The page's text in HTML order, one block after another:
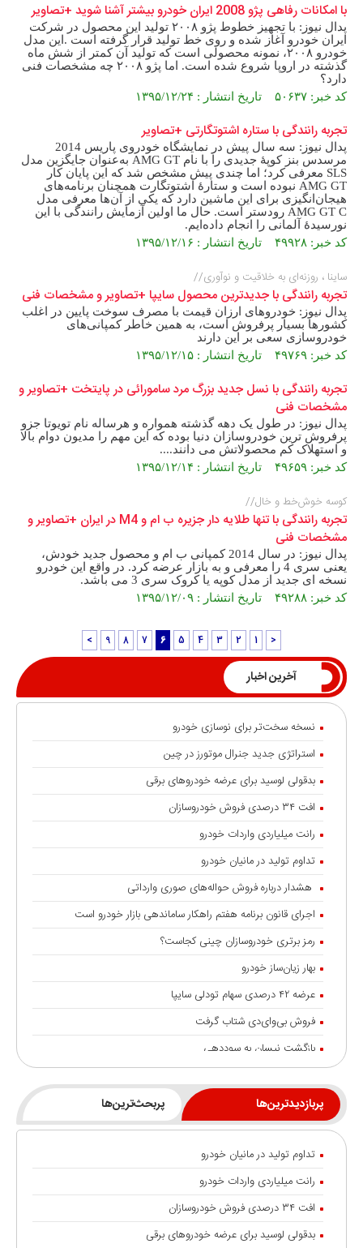
با امکانات رفاهی پژو 2008 ایران خودرو بیشتر آشنا شوید +تصاویر
پدال نیوز: با تجهیز خطوط پژو ۲۰۰۸ تولید این محصول در شرکت
ایران خودرو آغاز شده و روی خط تولید قرار گرفته است .این مدل
خودرو ۲۰۰۸، نمونه محصولی است که تولید آن کمتر از شش ماه
گذشته در اروپا شروع شده است. اما پژو ۲۰۰۸ چه مشخصات فنی
دارد؟
کد خبر: ۵۰۶۳۷ تاریخ انتشار : ۱۳۹۵/۱۲/۲۴
تجربه رانندگی با ستاره اشتوتگارتی +تصاویر
پدال نیوز: سه سال پیش در نمایشگاه خودروی پاریس 2014
مرسدس بنز کوپهٔ جدیدی را با نام AMG GT به‌عنوان جایگزین مدل
SLS معرفی کرد؛ اما چندی پیش مشخص شد که این پایان کار
AMG GT نبوده است و ستارهٔ اشتوتگارت همچنان برنامه‌های
هیجان‌انگیزی برای این ماشین دارد که یکی از آن‌ها معرفی مدل
AMG GT C رودستر است. حال ما اولین آزمایش رانندگی با این
نورسیدهٔ آلمانی را انجام داده‌ایم.
کد خبر: ۴۹۹۲۸ تاریخ انتشار : ۱۳۹۵/۱۲/۱۶
ساینا ، روزنه‌ای به خلاقیت و نوآوری//
تجربه رانندگی با جدیدترین محصول سایپا +تصاویر و مشخصات فنی
پدال نیوز: خودروهای ارزان قیمت با مصرف سوخت پایین در اغلب
کشورها بسیار پرفروش است، به‌ همین خاطر کمپانی‌های
خودروسازی سعی بر این دارند
کد خبر: ۴۹۷۶۹ تاریخ انتشار : ۱۳۹۵/۱۲/۱۵
تجربه رانندگی با نسل جدید بزرگ مرد سامورائی در پایتخت +تصاویر و
مشخصات فنی
پدال نیوز: در طول یک دهه گذشته همواره و هرساله نام تویوتا جزو
پرفروش ترین خودروسازان دنیا بوده که این مهم را مدیون دوام بالا
و استهلاک کم محصولاتش می دانند....
کد خبر: ۴۹۶۵۹ تاریخ انتشار : ۱۳۹۵/۱۲/۱۴
کوسه خوش‌خط و خال//
تجربه رانندگی با تنها طلایه دار جزیره ب ام و M4 در ایران +تصاویر و
مشخصات فنی
پدال نیوز: در سال 2014 کمپانی ب ام و محصول جدید خودش،
یعنی سری 4 را معرفی و به بازار عرضه کرد. در واقع این خودرو
نسخه ای جدید از مدل کوپه یا کروک سری 3 می باشد.
کد خبر: ۴۹۲۸۸ تاریخ انتشار : ۱۳۹۵/۱۲/۰۹
<
1
2
3
4
5
6
7
8
9
>
آخرین اخبار
نسخه سخت‌تر برای نوسازی خودرو
استراتژی جدید جنرال موتورز در چین
بدقولی لوسید برای عرضه خودروهای برقی
افت ۳۴ درصدی فروش خودروسازان
رانت میلیاردی واردات خودرو
تداوم تولید در مانیان خودرو
هشدار درباره فروش حواله‌های صوری وارداتی
اجرای قانون برنامه هفتم راهکار ساماندهی بازار خودرو است
رمز برتری خودروسازان چینی کجاست؟
بهار زیان‌ساز خودرو
عرضه ۴۲ درصدی سهام تودلی سایپا
فروش بی‌وای‌دی شتاب گرفت
بازگشت نیسان به سوددهی
پیش بینی قیمت خودرو در پایان تابستان
محموله قطعات نیسان ترا وارد گمرکات کشور شد
قیمت هیوندای سانتافه وارداتی هرمس خودرو اعلام شد
هرمس خودرو گواهینامه‌های بین المللی TÜV را دریافت کرد
خودروسازان چینی همچنان می‌درخشند
خودروهای برقی هند بالاتر از غول‌هایی مانند تسلا و بی‌وای‌دی
پربازدیدترین‌ها پربحث‌ترین‌ها
تداوم تولید در مانیان خودرو
رانت میلیاردی واردات خودرو
افت ۳۴ درصدی فروش خودروسازان
بدقولی لوسید برای عرضه خودروهای برقی